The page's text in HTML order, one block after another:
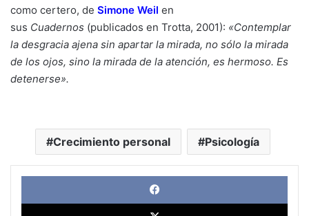
como certero, de Simone Weil en
sus Cuadernos (publicados en Trotta, 2001): «Contemplar
la desgracia ajena sin apartar la mirada, no sólo la mirada
de los ojos, sino la mirada de la atención, es hermoso. Es
detenerse».
Crecimiento personal Psicología
X